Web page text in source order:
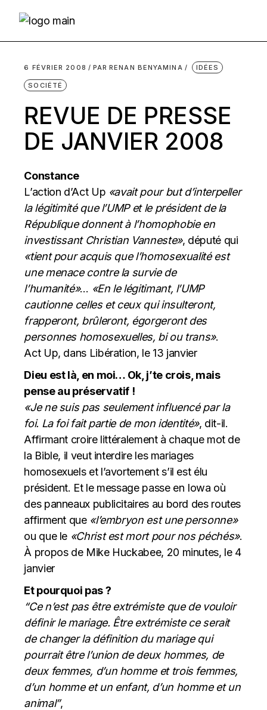
6 FÉVRIER 2008 PAR RENAN BENYAMINA IDÉES
SOCIÉTÉ
REVUE DE PRESSE
DE JANVIER 2008
Constance
L’action d’Act Up «avait pour but d’interpeller
la légitimité que l’UMP et le président de la
République donnent à l’homophobie en
investissant Christian Vanneste», député qui
«tient pour acquis que l’homosexualité est
une menace contre la survie de
l’humanité»… «En le légitimant, l’UMP
cautionne celles et ceux qui insulteront,
frapperont, brûleront, égorgeront des
personnes homosexuelles, bi ou trans».
Act Up, dans Libération, le 13 janvier
Dieu est là, en moi… Ok, j’te crois, mais
pense au préservatif !
«Je ne suis pas seulement influencé par la
foi. La foi fait partie de mon identité», dit-il.
Affirmant croire littéralement à chaque mot de
la Bible, il veut interdire les mariages
homosexuels et l’avortement s’il est élu
président. Et le message passe en Iowa où
des panneaux publicitaires au bord des routes
affirment que «l’embryon est une personne»
ou que le «Christ est mort pour nos péchés».
À propos de Mike Huckabee, 20 minutes, le 4
janvier
Et pourquoi pas ?
“Ce n’est pas être extrémiste que de vouloir
définir le mariage. Être extrémiste ce serait
de changer la définition du mariage qui
pourrait être l’union de deux hommes, de
deux femmes, d’un homme et trois femmes,
d’un homme et un enfant, d’un homme et un
animal”,